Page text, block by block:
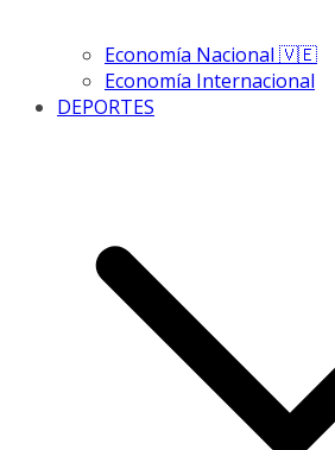
Economía Nacional 🇻🇪
Economía Internacional
DEPORTES